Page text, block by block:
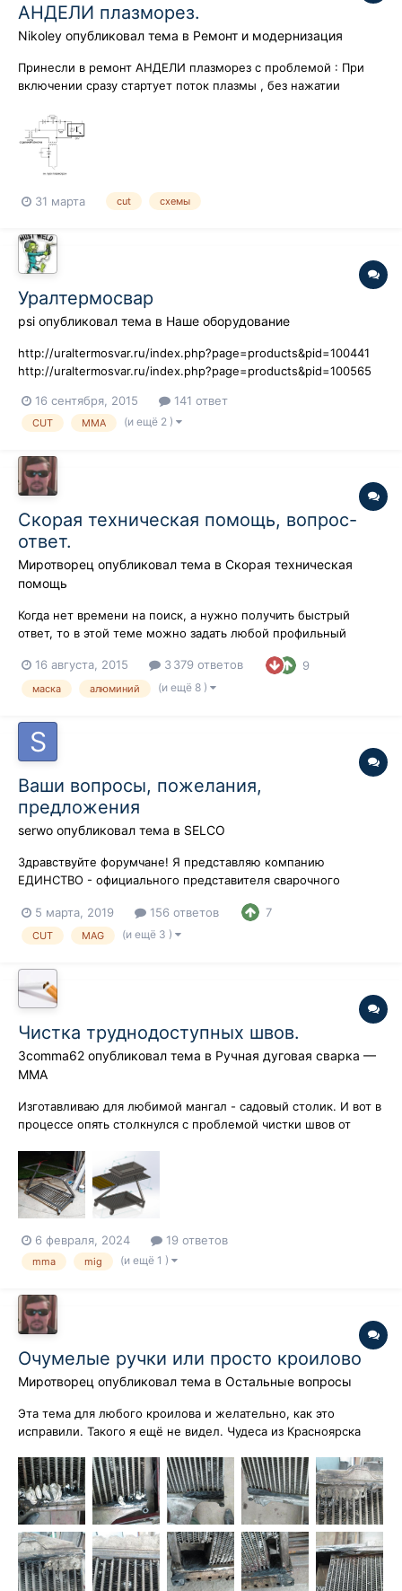
АНДЕЛИ плазморез.
Nikoley опубликовал тема в Ремонт и модернизация
Принесли в ремонт АНДЕЛИ плазморез с проблемой : При
включении сразу стартует поток плазмы , без нажатии
разбираться - куда идет команда на старт. В итоге срисовал
схему ниже. Такое мне еще не попадалось в работе.
Управление с помо...
31 марта cut схемы
Уралтермосвар
psi опубликовал тема в Наше оборудование
http://uraltermosvar.ru/index.php?page=products&pid=100441
http://uraltermosvar.ru/index.php?page=products&pid=100565
есть люди с производства данного оборудования будем рады
вас увидеть тут=)
16 сентября, 2015 141 ответ
CUT MMA (и ещё 2 )
Скорая техническая помощь, вопрос-
ответ.
Миротворец опубликовал тема в Скорая техническая
помощь
Когда нет времени на поиск, а нужно получить быстрый
ответ, то в этой теме можно задать любой профильный
ответит.
16 августа, 2015 3 379 ответов 9
маска алюминий (и ещё 8 )
Ваши вопросы, пожелания,
предложения
serwo опубликовал тема в SELCO
Здравствуйте форумчане! Я представляю компанию
ЕДИНСТВО - официального представителя сварочного
в 1979 году и уже сорок лет является одним из главных
действующих лиц в области электродуговой сварки.
5 марта, 2019 156 ответов 7
CUT MAG (и ещё 3 )
Чистка труднодоступных швов.
3comma62 опубликовал тема в Ручная дуговая сварка —
ММA
Изготавливаю для любимой мангал - садовый столик. И вот в
процессе опять столкнулся с проблемой чистки швов от
И в этот раз их много. Болгаркой не залезть, щеткой не
получается качественно да и уже осточертело. А любима...
6 февраля, 2024 19 ответов
mma mig (и ещё 1 )
Очумелые ручки или просто кроилово
Миротворец опубликовал тема в Остальные вопросы
Эта тема для любого кроилова и желательно, как это
исправили. Такого я ещё не видел. Чудеса из Красноярска
умельцев. P S Здесь герметика на 16 кило рублей.